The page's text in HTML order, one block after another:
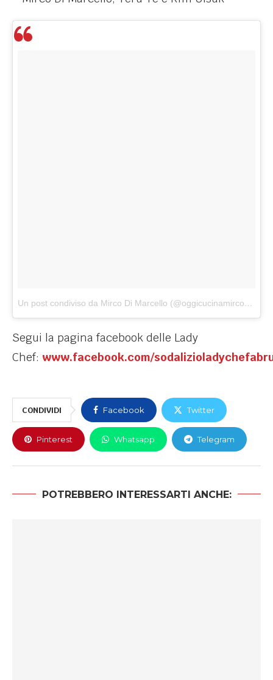
Un post condiviso da Mirco Di Marcello (@oggicucinamirco)in
Segui la pagina facebook delle Lady
Chef: www.facebook.com/
CONDIVIDI Facebook Twitter
Pinterest Whatsapp Telegram
POTREBBERO INTERESSARTI ANCHE: